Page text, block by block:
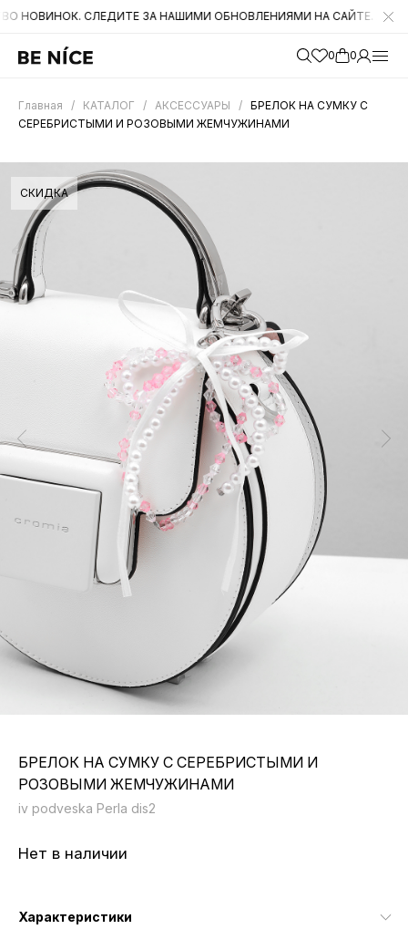
СЛЕДИТЕ ЗА НАШИМИ ОБНОВЛЕНИЯМИ НА САЙТЕ. А ТАКЖЕ
0 0
Главная / КАТАЛОГ / АКСЕССУАРЫ / БРЕЛОК НА СУМКУ С
СЕРЕБРИСТЫМИ И РОЗОВЫМИ ЖЕМЧУЖИНАМИ
СКИДКА
БРЕЛОК НА СУМКУ С СЕРЕБРИСТЫМИ И
РОЗОВЫМИ ЖЕМЧУЖИНАМИ
iv podveska Perla dis2
Нет в наличии
Характеристики